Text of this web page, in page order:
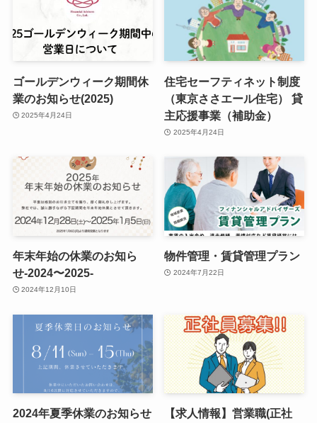
ゴールデンウィーク期間休
業のお知らせ(2025)
2025年4月24日
住宅セーフティネット制度
（東京ささエール住宅） 貸
主応援事業（補助金）
2025年4月24日
年末年始の休業のお知ら
せ-2024〜2025-
2024年12月10日
物件管理・賃貸管理プラン
2024年7月22日
2024年夏季休業のお知らせ
【求人情報】営業職(正社